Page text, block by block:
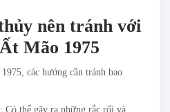
nên tránh với
Mão 1975
các hướng cần tránh bao
Có thể gây ra những rắc rối và